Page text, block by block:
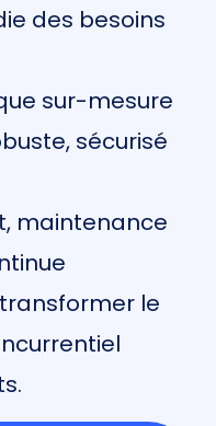
des besoins
sur-mesure
sécurisé
maintenance
le